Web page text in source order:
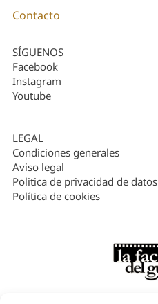
Contacto
SÍGUENOS
Facebook
Instagram
Youtube
LEGAL
Condiciones generales
Aviso legal
Politica de privacidad de datos
Política de cookies